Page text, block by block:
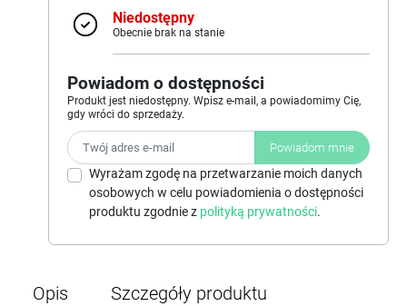
Niedostępny
Obecnie brak na stanie
Powiadom o dostępności
Produkt jest niedostępny. Wpisz e-mail, a powiadomimy Cię,
gdy wróci do sprzedaży.
Powiadom mnie
Wyrażam zgodę na przetwarzanie moich danych
osobowych w celu powiadomienia o dostępności
produktu zgodnie z polityką prywatności.
Opis
Szczegóły produktu